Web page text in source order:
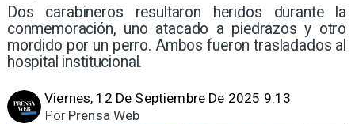
Dos carabineros resultaron heridos durante la
conmemoración, uno atacado a piedrazos y otro
mordido por un perro. Ambos fueron trasladados al
hospital institucional.
Viernes, 12 De Septiembre De 2025 9:13
Prensa Web
Por